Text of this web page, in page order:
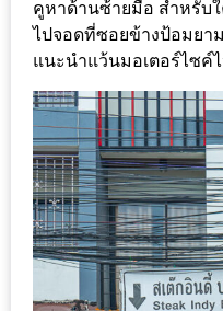
ที่
ต้อง
ไป
ลอง
16
ร้าน
อร่อย
ที่
ต้อง
คูหาด้านซ้ายมือ สำหรับ
ไปจอดที่ซอยข้างป้อมยา
แนะนำแว้นมอเตอร์ไซค์